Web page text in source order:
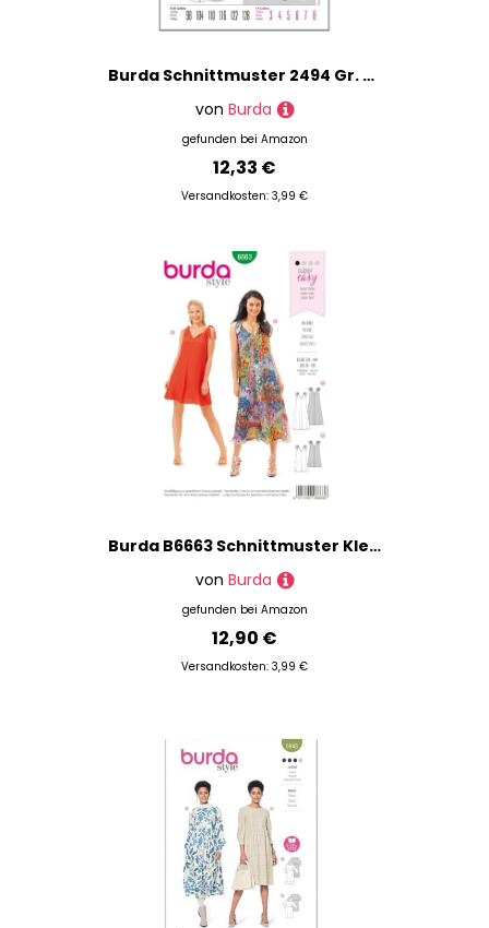
Burda Schnittmuster 2494 Gr. 98-128
von Burda
gefunden bei Amazon
12,33 €
Versandkosten: 3,99 €
Burda B6663 Schnittmuster Kleid Papier weiß 19 x 13 x 1 cm
von Burda
gefunden bei Amazon
12,90 €
Versandkosten: 3,99 €